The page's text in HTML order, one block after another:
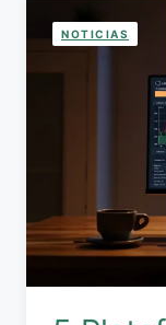
NOTICIAS